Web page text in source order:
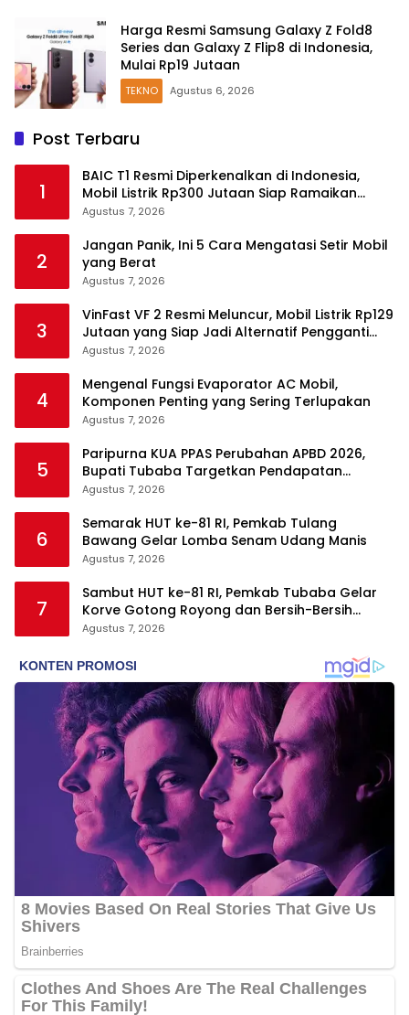
Harga Resmi Samsung Galaxy Z Fold8
Series dan Galaxy Z Flip8 di Indonesia,
Mulai Rp19 Jutaan
TEKNO Agustus 6, 2026
Post Terbaru
1
BAIC T1 Resmi Diperkenalkan di Indonesia,
Mobil Listrik Rp300 Jutaan Siap Ramaikan
Pasar EV
Agustus 7, 2026
2
Jangan Panik, Ini 5 Cara Mengatasi Setir Mobil
yang Berat
Agustus 7, 2026
3
VinFast VF 2 Resmi Meluncur, Mobil Listrik Rp129
Jutaan yang Siap Jadi Alternatif Pengganti
Motor
Agustus 7, 2026
4
Mengenal Fungsi Evaporator AC Mobil,
Komponen Penting yang Sering Terlupakan
Agustus 7, 2026
5
Paripurna KUA PPAS Perubahan APBD 2026,
Bupati Tubaba Targetkan Pendapatan
Daerah Rp820,3 Miliar
Agustus 7, 2026
6
Semarak HUT ke-81 RI, Pemkab Tulang
Bawang Gelar Lomba Senam Udang Manis
Agustus 7, 2026
7
Sambut HUT ke-81 RI, Pemkab Tubaba Gelar
Korve Gotong Royong dan Bersih-Bersih
Serentak
Agustus 7, 2026